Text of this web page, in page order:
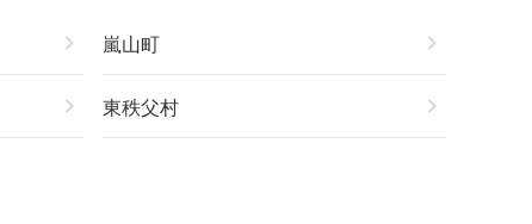
chevron_right 嵐山町 chevron_right
chevron_right 東秩父村 chevron_right